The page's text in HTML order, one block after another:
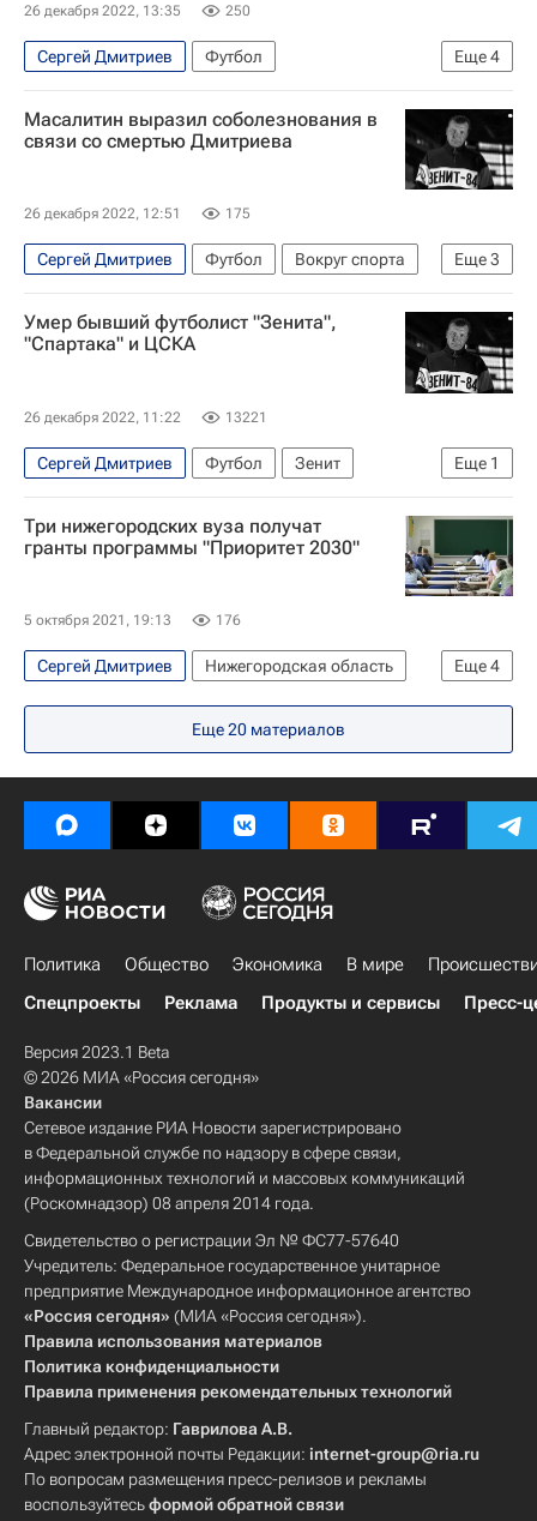
26 декабря 2022, 13:35 250
Еще4
Сергей Дмитриев
Футбол
РПЛ 2026-2027 (Чемпионат России по футболу)
ПФК ЦСКА
Зенит Спартак Москва
Масалитин выразил соболезнования в
связи со смертью Дмитриева
26 декабря 2022, 12:51 175
Еще3
Сергей Дмитриев Футбол
Вокруг спорта
ПФК ЦСКА
Зенит Валерий Масалитин
Умер бывший футболист "Зенита",
"Спартака" и ЦСКА
26 декабря 2022, 11:22 13221
Еще 1
Сергей Дмитриев Футбол
Зенит
РПЛ 2026-2027 (Чемпионат России по футболу)
Три нижегородских вуза получат
гранты программы "Приоритет 2030"
5 октября 2021, 19:13 176
Еще4
Сергей Дмитриев
Нижегородская область
Общество
Нижегородская область
Россия
Еще20 материалов
Политика Общество Экономика В мире
Спецпроекты
Реклама Продукты и сервисы Пресс-
Версия 2023.1 Beta
© 2026 МИА «Россия сегодня»
Вакансии
Сетевое издание РИА Новости зарегистрировано
в Федеральной службе по надзору в сфере связи,
информационных технологий и массовых коммуникаций
(Роскомнадзор) 08 апреля 2014 года.
Свидетельство о регистрации Эл № ФС77-57640
Учредитель: Федеральное государственное унитарное
предприятие Международное информационное агентство
«Россия сегодня» (МИА «Россия сегодня»).
Правила использования материалов
Политика конфиденциальности
Правила применения рекомендательных технологий
Главный редактор: Гаврилова А.В.
Адрес электронной почты Редакции: internet-group@ria.ru
По вопросам размещения пресс-релизов и рекламы
воспользуйтесьформой обратной связи